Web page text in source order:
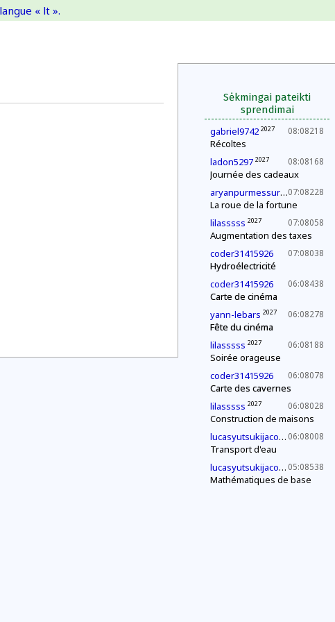
« lt ».
Sėkmingai pateikti
sprendimai
08:08218
gabriel9742 2027
Récoltes
08:08168
ladon5297 2027
Journée des cadeaux
07:08228
aryanpurmessurgmailcom 2027
La roue de la fortune
07:08058
lilasssss 2027
Augmentation des taxes
07:08038
coder31415926
Hydroélectricité
06:08438
coder31415926
Carte de cinéma
06:08278
yann-lebars 2027
Fête du cinéma
06:08188
lilasssss 2027
Soirée orageuse
06:08078
coder31415926
Carte des cavernes
06:08028
lilasssss 2027
Construction de maisons
06:08008
lucasyutsukijacono 2030
Transport d'eau
05:08538
lucasyutsukijacono 2030
Mathématiques de base